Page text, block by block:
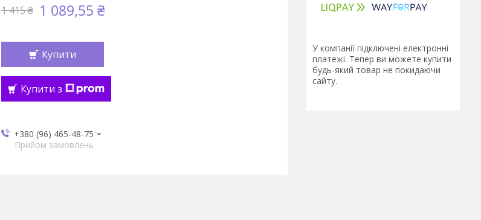
1 415 ₴ 1 089,55 ₴
Купити
Купити з
+380 (96) 465-48-75
Прийом замовлень
У компанії підключені електронні
платежі. Тепер ви можете купити
будь-який товар не покидаючи
сайту.